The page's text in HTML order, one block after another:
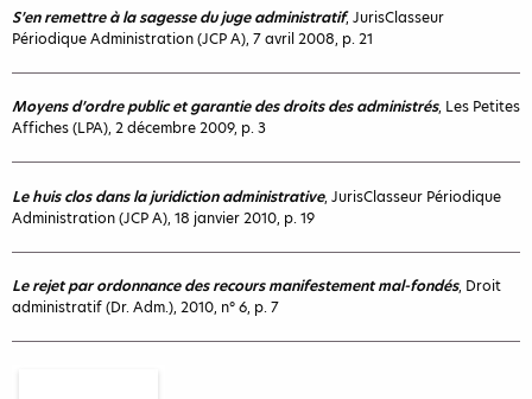
S’en remettre à la sagesse du juge administratif, JurisClasseur
Périodique Administration (JCP A), 7 avril 2008, p. 21
Moyens d’ordre public et garantie des droits des administrés, Les Petites
Affiches (LPA), 2 décembre 2009, p. 3
Le huis clos dans la juridiction administrative, JurisClasseur Périodique
Administration (JCP A), 18 janvier 2010, p. 19
Le rejet par ordonnance des recours manifestement mal-fondés, Droit
administratif (Dr. Adm.), 2010, n° 6, p. 7